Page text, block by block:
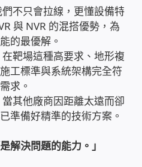
伺服器
器 AVR
影機
不只會拉線，更懂設備特
與 NVR 的混搭優勢，為
的最優解。
在靶場這種高要求、地形複
工標準與系統架構完全符
求。
當其他廠商因距離太遠而卻
準備好精準的技術方案。
解決問題的能力。」